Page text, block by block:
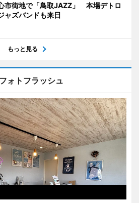
市街地で「鳥取JAZZ」 本場デトロ
ャズバンドも来日
もっと見る
フォトフラッシュ